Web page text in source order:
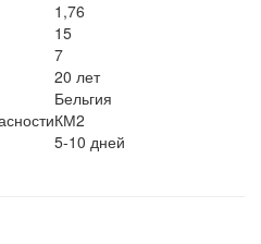
1,76
15
7
20 лет
Бельгия
КМ2
5-10 дней